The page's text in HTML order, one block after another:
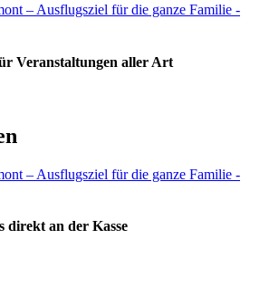
Veranstaltungen aller Art
direkt an der Kasse